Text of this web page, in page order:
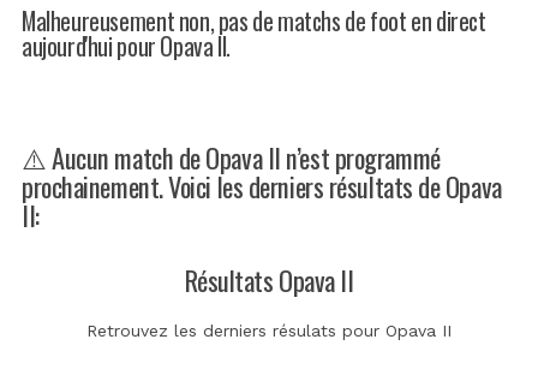
Malheureusement non, pas de matchs de foot en direct
aujourd'hui pour Opava II.
⚠️ Aucun match de Opava II n’est programmé
prochainement. Voici les derniers résultats de Opava
II:
Résultats Opava II
Retrouvez les derniers résulats pour Opava II